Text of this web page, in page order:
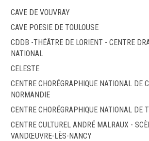
CAVE DE VOUVRAY
CAVE POESIE DE TOULOUSE
CDDB -THÉÂTRE DE LORIENT - CENTRE
NATIONAL
CELESTE
CENTRE CHORÉGRAPHIQUE NATIONAL DE
NORMANDIE
CENTRE CHORÉGRAPHIQUE NATIONAL DE
CENTRE CULTUREL ANDRÉ MALRAUX -
VANDŒUVRE-LÈS-NANCY